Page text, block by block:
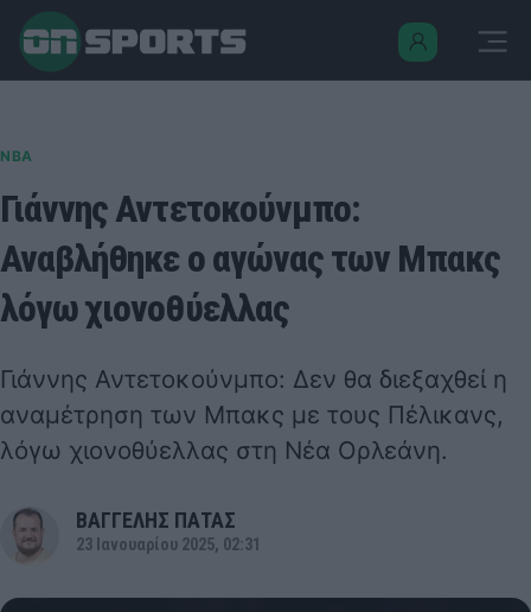
NBA
Γιάννης Αντετοκούνμπο:
Αναβλήθηκε ο αγώνας των Μπακς
λόγω χιονοθύελλας
Γιάννης Αντετοκούνμπο: Δεν θα διεξαχθεί η
αναμέτρηση των Μπακς με τους Πέλικανς,
λόγω χιονοθύελλας στη Νέα Ορλεάνη.
ΒΑΓΓΕΛΗΣ ΠΑΤΑΣ
23 Ιανουαρίου 2025, 02:31